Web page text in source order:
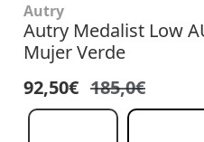
Autry
Autry Medalist Low
Mujer Verde
92,50€ 185,0€